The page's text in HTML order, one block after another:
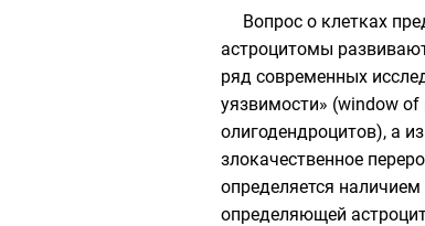
Вопрос о клетках
астроцитомы
ряд современных
уязвимости» (window of
олигодендроцитов), а
злокачественное
определяется
определяющей